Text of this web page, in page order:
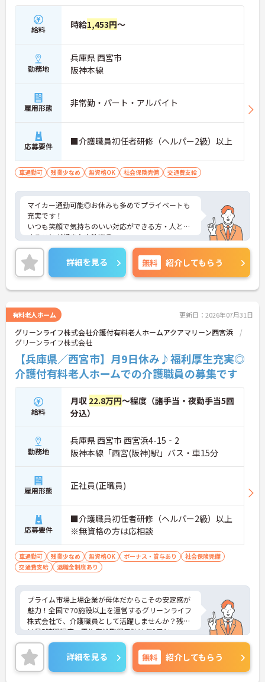
給料 時給1,453円～
勤務地
兵庫県 西宮市
阪神本線
雇用形態 非常勤・パート・アルバイト
応募要件 ■介護職員初任者研修（ヘルパー2級）以上
車通勤可 残業少なめ 無資格OK 社会保険完備 交通費支給
マイカー通勤可能◎お休みも多めでプライベートも
充実です！
いつも笑顔で気持ちのいい対応ができる方・人と接
することが好きな方歓迎◎
ご興味ある方には、面接対策ポイントなど、さらに
詳細をお話しいたしますのでお気軽にご相談くださ
い！
詳細を見る 無料 紹介してもらう
有料老人ホーム 更新日：2026年07月31日
グリーンライフ株式会社介護付有料老人ホームアクアマリーン西宮浜
グリーンライフ株式会社
【兵庫県／西宮市】月9日休み♪福利厚生充実◎
介護付有料老人ホームでの介護職員の募集です
給料
月収 22.8万円～程度（諸手当・夜勤手当5回
分込）
勤務地
兵庫県 西宮市 西宮浜4-15‐2
阪神本線「西宮(阪神)駅」バス・車15分
雇用形態 正社員(正職員)
応募要件
■介護職員初任者研修（ヘルパー2級）以上
※無資格の方は応相談
車通勤可 残業少なめ 無資格OK ボーナス・賞与あり
社会保険完備
交通費支給
退職金制度あり
プライム市場上場企業が母体だからこその安定感が
魅力！全国で70施設以上を運営するグリーンライフ
株式会社で、介護職員として活躍しませんか？残業
は月5時間程度、平均有給取得日数は年9日と、ワー
クライフバランスを大切にできる環境です。階層
別・職種別の研修制度も充実しており、スキルアッ
プを目指せる風土が整っています。温かみのある職
場で、これまでの経験を活かし、チームで連携しな
詳細を見る 無料 紹介してもらう